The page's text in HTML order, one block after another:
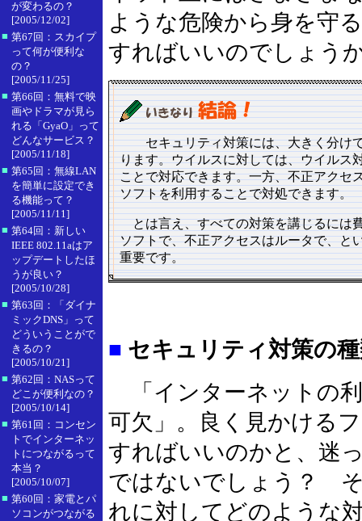
が変わるの？
[2005/12/02]
■ 第67回：スカイプ
って何が便利な
の？
[2005/11/25]
■ 第66回：無料で映
画やドラマが見ら
れる「GyaO」って
どんなサービス？
[2005/11/18]
■ 第65回：無線LAN
を簡単に設定でき
る機能って？
[2005/11/11]
■ 第64回：新しい
IEEE 802.11aはア
ップデートしたほ
うが良い？
[2005/10/28]
■ 第63回：「ダイナ
ミックDNS」って
どういうことがで
きるの？
[2005/10/21]
■ 第62回：NASって
どこが便利なの？
[2005/10/14]
■ 第61回：コンセン
トでインターネッ
トにつながるって
本当？
[2005/10/07]
■ 第60回：家電とパ
ソコンがつながる
ような危険から身を守
すればいいのでしょう
セキュリティ対策には、大きく分けて
ります。ウイルスに対しては、ウイルス
ことで対応できます。一方、不正アクセ
ソフトを利用することで対処できます。
とは言え、すべての対策を講じるには
ソフトで、不正アクセスはルータで、と
重要です。
■ セキュリティ対策の
「インターネットの
可欠」。良く見かける
すればいいのかと、迷
ではないでしょう？
れに対してどのような